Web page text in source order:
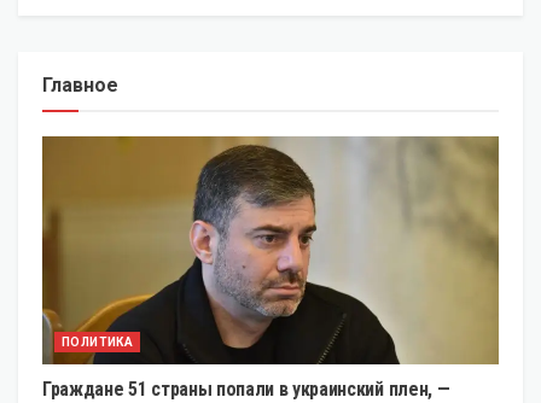
Главное
ПОЛИТИКА
Граждане 51 страны попали в украинский плен, —